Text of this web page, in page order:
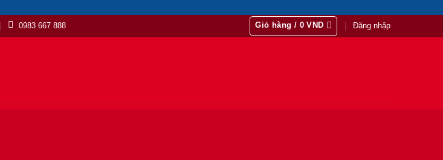
0983 667 888 Giỏ hàng / 0VND Đăng nhập